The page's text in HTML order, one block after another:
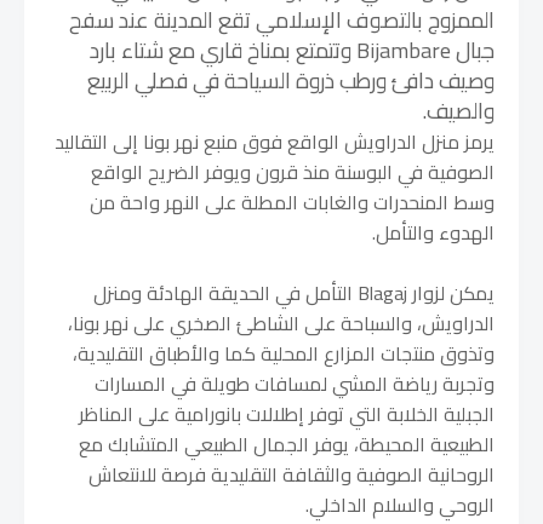
الممزوج بالتصوف الإسلامي تقع المدينة عند سفح
جبال Bijambare وتتمتع بمناخ قاري مع شتاء بارد
وصيف دافئ ورطب ذروة السياحة في فصلي الربيع
والصيف.
يرمز منزل الدراويش الواقع فوق منبع نهر بونا إلى التقاليد
الصوفية في البوسنة منذ قرون ويوفر الضريح الواقع
وسط المنحدرات والغابات المطلة على النهر واحة من
الهدوء والتأمل.
يمكن لزوار Blagaj التأمل في الحديقة الهادئة ومنزل
الدراويش، والسباحة على الشاطئ الصخري على نهر بونا،
وتذوق منتجات المزارع المحلية كما والأطباق التقليدية،
وتجربة رياضة المشي لمسافات طويلة في المسارات
الجبلية الخلابة التي توفر إطلالات بانورامية على المناظر
الطبيعية المحيطة، يوفر الجمال الطبيعي المتشابك مع
الروحانية الصوفية والثقافة التقليدية فرصة للانتعاش
الروحي والسلام الداخلي.